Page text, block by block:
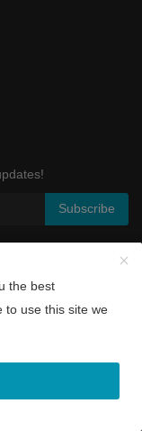
Subscribe
Rights Reserved |
the best
to use this site we